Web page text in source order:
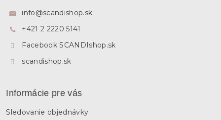
info@scandishop.sk
+421 2 2220 5141
Facebook SCANDIshop.sk
scandishop.sk
Informácie pre vás
Sledovanie objednávky